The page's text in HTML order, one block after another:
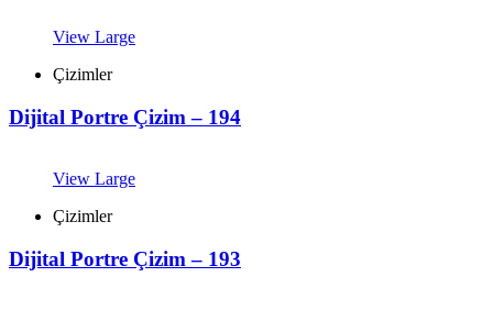
View Large
Çizimler
Dijital Portre Çizim – 194
View Large
Çizimler
Dijital Portre Çizim – 193